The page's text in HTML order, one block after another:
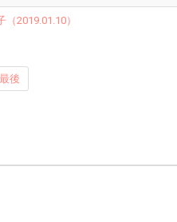
2019.01.10）
最後